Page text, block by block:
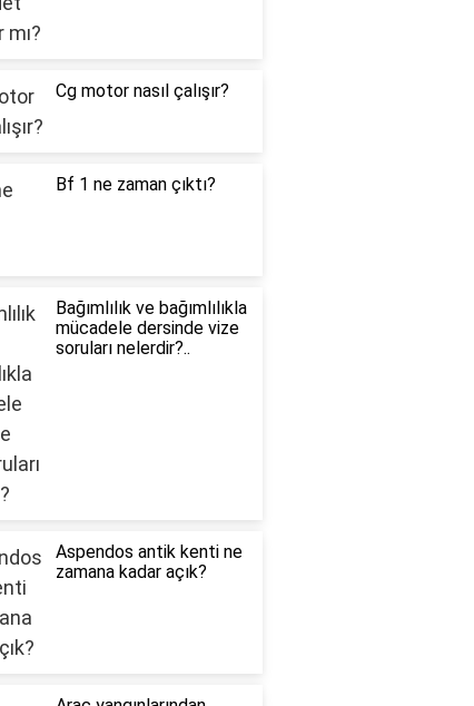
Cg motor nasıl çalışır?
Bf 1 ne zaman çıktı?
Bağımlılık ve bağımlılıkla
mücadele dersinde vize
soruları nelerdir?..
Aspendos antik kenti ne
zamana kadar açık?